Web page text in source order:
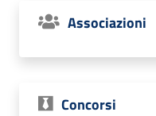
Associazioni
Concorsi